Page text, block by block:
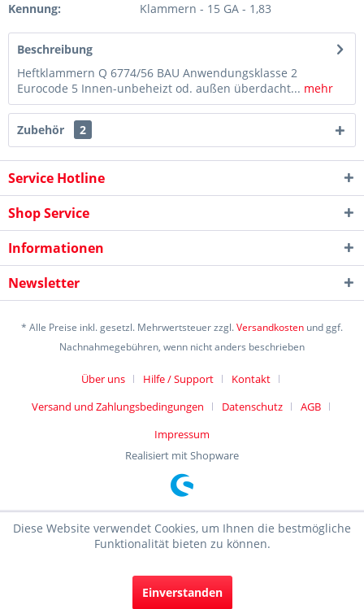
Kennung:
Klammern - 15 GA - 1,83
Beschreibung
Heftklammern Q 6774/56 BAU Anwendungsklasse 2
Eurocode 5 Innen-unbeheizt od. außen überdacht... mehr
Zubehör 2
Service Hotline
Shop Service
Informationen
Newsletter
* Alle Preise inkl. gesetzl. Mehrwertsteuer zzgl.Versandkosten und ggf.
Nachnahmegebühren, wenn nicht anders beschrieben
Über uns Hilfe / Support
Kontakt
Versand und Zahlungsbedingungen
Datenschutz
AGB
Impressum
Realisiert mit Shopware
Diese Website verwendet Cookies, um Ihnen die bestmögliche
Funktionalität bieten zu können.
Einverstanden